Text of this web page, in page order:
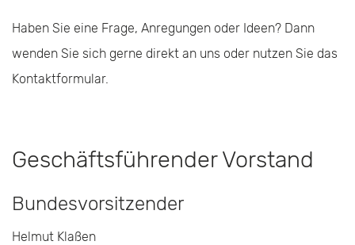
Haben Sie eine Frage, Anregungen oder Ideen? Dann
wenden Sie sich gerne direkt an uns oder nutzen Sie das
Kontaktformular.
Geschäftsführender Vorstand
Bundesvorsitzender
Helmut Klaßen